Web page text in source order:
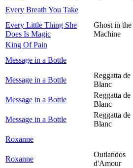
Every Breath You Take
Every Little Thing She
Does Is Magic
Ghost in the
Machine
King Of Pain
Message in a Bottle
Message in a Bottle
Reggatta de
Blanc
Message in a Bottle
Reggatta de
Blanc
Message in a Bottle
Reggatta de
Blanc
Roxanne
Roxanne
Outlandos
d'Amour